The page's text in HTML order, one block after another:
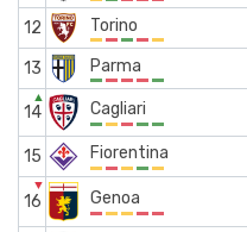
12
Torino
13
Parma
14
▲
Cagliari
15 Fiorentina
16
▼
Genoa